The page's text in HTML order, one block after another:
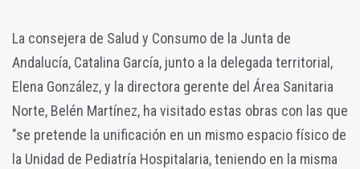
La consejera de Salud y Consumo de la Junta de
Andalucía, Catalina García, junto a la delegada territorial,
Elena González, y la directora gerente del Área Sanitaria
Norte, Belén Martínez, ha visitado estas obras con las que
"se pretende la unificación en un mismo espacio físico de
la Unidad de Pediatría Hospitalaria, teniendo en la misma